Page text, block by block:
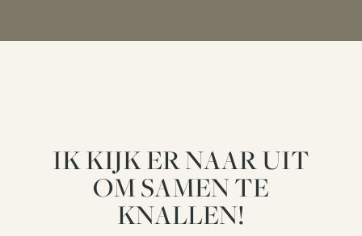
IK KIJK ER NAAR UIT
OM SAMEN TE
KNALLEN!